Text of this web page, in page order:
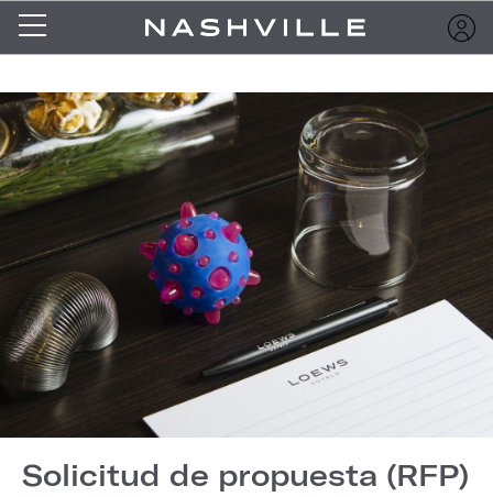
Solicitud de propuesta (RFP)